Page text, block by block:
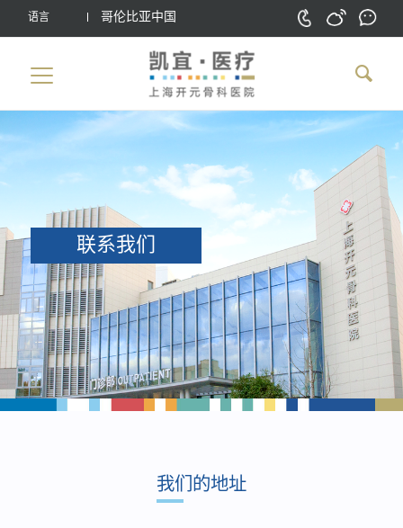
语言 哥伦比亚中国
联系我们
我们的地址